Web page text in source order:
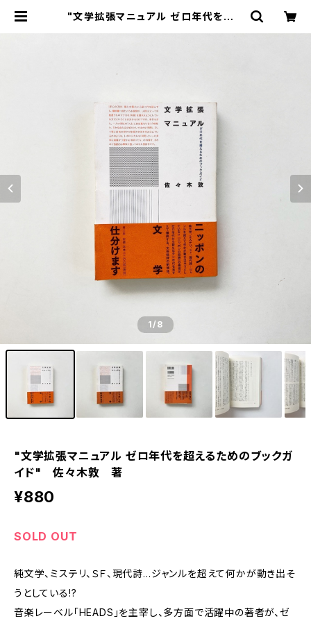
"文学拡張マニュアル ゼロ年代を超え
1/8
"文学拡張マニュアル ゼロ年代を超えるためのブックガ
イド" 佐々木敦 著
¥880
SOLD OUT
純文学、ミステリ、ＳＦ、現代詩…ジャンルを超えて何かが動き出そ
うとしている!?
音楽レーベル「HEADS」を主宰し、多方面で活躍中の著者が、ゼ